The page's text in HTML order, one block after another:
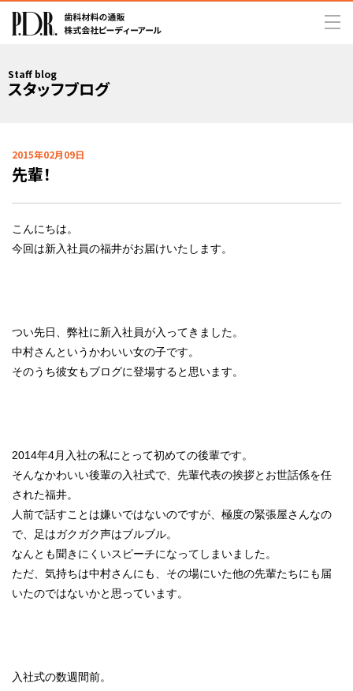
Staff blog
スタッフブログ
2015年02月09日
先輩！
こんにちは。
今回は新入社員の福井がお届けいたします。
つい先日、弊社に新入社員が入ってきました。
中村さんというかわいい女の子です。
そのうち彼女もブログに登場すると思います。
2014年4月入社の私にとって初めての後輩です。
そんなかわいい後輩の入社式で、先輩代表の挨拶とお世話係を任
された福井。
人前で話すことは嫌いではないのですが、極度の緊張屋さんなの
で、足はガクガク声はブルブル。
なんとも聞きにくいスピーチになってしまいました。
ただ、気持ちは中村さんにも、その場にいた他の先輩たちにも届
いたのではないかと思っています。
入社式の数週間前。